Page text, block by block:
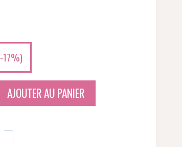
-17%)
AJOUTER AU PANIER